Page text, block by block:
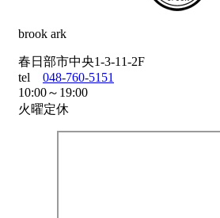
brook ark
春日部市中央1-3-11-2F
tel 048-760-5151
10:00～19:00
火曜定休